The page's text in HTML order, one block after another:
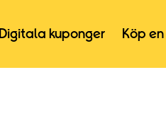
Digitala kuponger Köp